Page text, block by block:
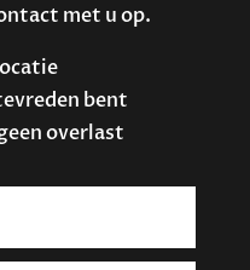
met u op.
bent
overlast